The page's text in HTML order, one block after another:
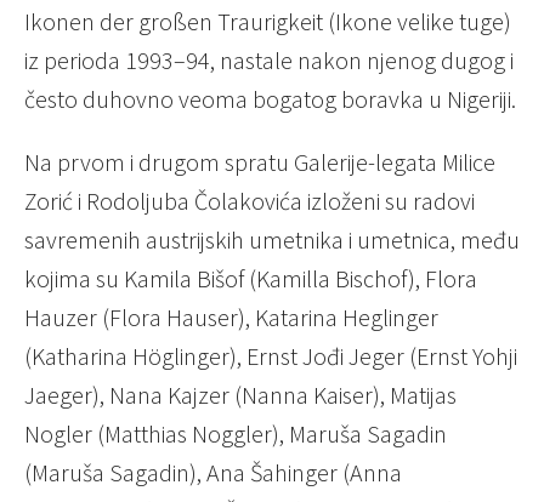
Ikonen der großen Traurigkeit (Ikone velike tuge)
iz perioda 1993–94, nastale nakon njenog dugog i
često duhovno veoma bogatog boravka u Nigeriji.
Na prvom i drugom spratu Galerije-legata Milice
Zorić i Rodoljuba Čolakovića izloženi su radovi
savremenih austrijskih umetnika i umetnica, među
kojima su Kamila Bišof (Kamilla Bischof), Flora
Hauzer (Flora Hauser), Katarina Heglinger
(Katharina Höglinger), Ernst Jođi Jeger (Ernst Yohji
Jaeger), Nana Kajzer (Nanna Kaiser), Matijas
Nogler (Matthias Noggler), Maruša Sagadin
(Maruša Sagadin), Ana Šahinger (Anna